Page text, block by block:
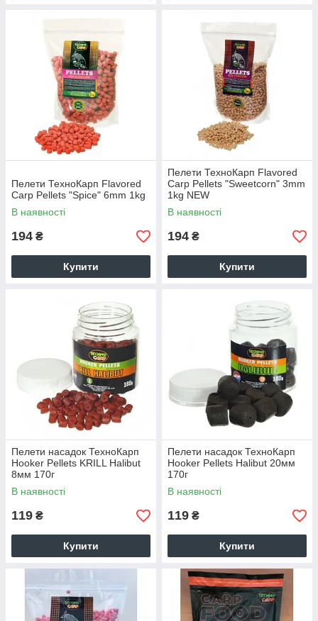
Пелети ТехноКарп Flavored
Carp Pellets "Spice" 6mm 1kg
В наявності
194 ₴
Купити
Пелети ТехноКарп Flavored
Carp Pellets "Sweetcorn" 3mm
1kg NEW
В наявності
194 ₴
Купити
Пелети насадок ТехноКарп
Hooker Pellets KRILL Halibut
8мм 170г
В наявності
119 ₴
Купити
Пелети насадок ТехноКарп
Hooker Pellets Halibut 20мм
170г
В наявності
119 ₴
Купити